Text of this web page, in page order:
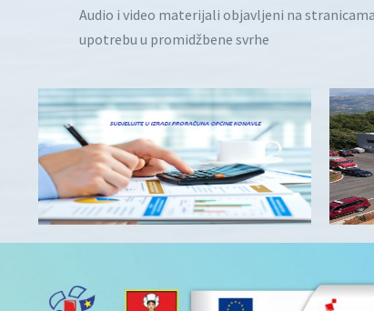
Audio i video materijali objavljeni na
upotrebu u promidžbene svrhe